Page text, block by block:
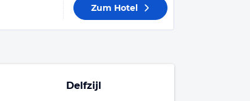
Zum Hotel
Delfzijl